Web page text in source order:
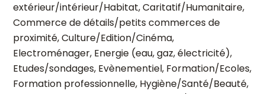
extérieur/intérieur/Habitat, Caritatif/Humanitaire,
Commerce de détails/petits commerces de
proximité, Culture/Edition/Cinéma,
Electroménager, Energie (eau, gaz, électricité),
Etudes/sondages, Evènementiel, Formation/Ecoles,
Formation professionnelle, Hygiène/Santé/Beauté,